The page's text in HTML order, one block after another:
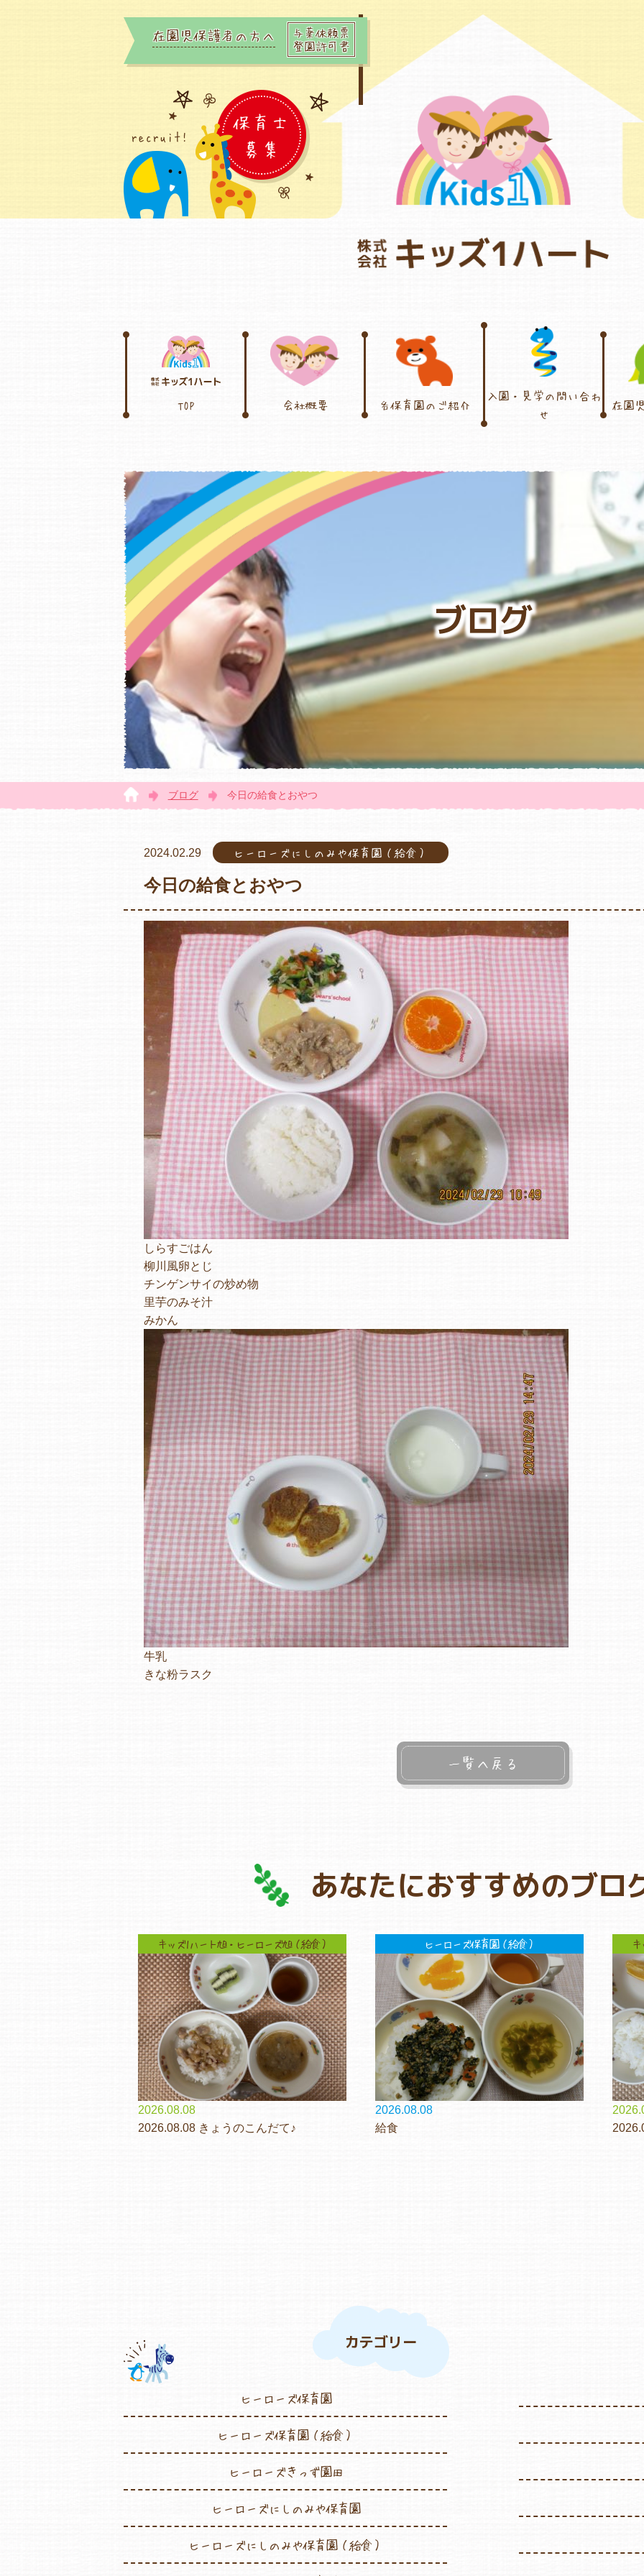
在園児保護者の方へ
与薬依頼票
登園許可書
保育士
募集
recruit!
TOP 会社概要 各保育園のご紹介
入園・見学の問い合わ
せ
在園
ブログ
ブログ 今日の給食とおやつ
2024.02.29 ヒーローズにしのみや保育園（給食）
今日の給食とおやつ
しらすごはん
柳川風卵とじ
チンゲンサイの炒め物
里芋のみそ汁
みかん
牛乳
きな粉ラスク
一覧へ戻る
あなたにおすすめのブロ
キッズ1ハート旭・ヒーローズ旭（給食）
2026.08.08
2026.08.08 きょうのこんだて♪
ヒーローズ保育園（給食）
2026.08.08
給食
カテゴリー
ヒーローズ保育園
ヒーローズ保育園（給食）
ヒーローズきっず園田
ヒーローズにしのみや保育園
ヒーローズにしのみや保育園（給食）